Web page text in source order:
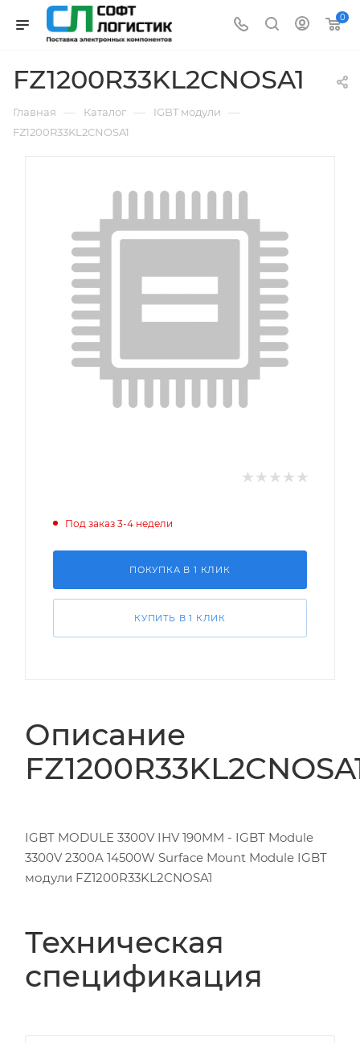
0
FZ1200R33KL2CNOSA1
Главная — Каталог — IGBT модули —
FZ1200R33KL2CNOSA1
Под заказ 3-4 недели
ПОКУПКА В 1 КЛИК
КУПИТЬ В 1 КЛИК
Описание
IGBT MODULE 3300V IHV 190MM - IGBT Module
3300V 2300A 14500W Surface Mount Module IGBT
модули FZ1200R33KL2CNOSA1
Техническая
спецификация